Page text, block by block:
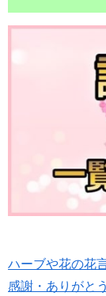
ハーブや花の花
感謝・ありがと